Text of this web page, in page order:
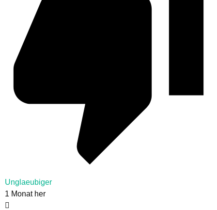
Unglaeubiger
1 Monat her